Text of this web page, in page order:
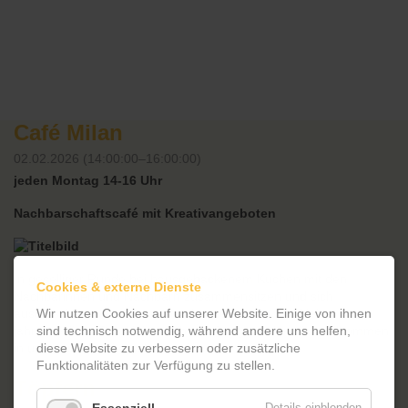
Café Milan
02.02.2026 (14:00:00–16:00:00)
jeden Montag 14-16 Uhr
Nachbarschaftscafé mit Kreativangeboten
Nachbarinnen und Nachbarn zusammensitzen und sich
austauschen, neue Menschen kennenlernen und kleine
jahreszeitliche Basteleien selbst anfertigen – herzlich willkommen
in unserem Nachbarschaftscafé!
Töpfern
Cookies & externe Dienste
Wir nutzen Cookies auf unserer Website. Einige von ihnen
sind technisch notwendig, während andere uns helfen,
diese Website zu verbessern oder zusätzliche
Funktionalitäten zur Verfügung zu stellen.